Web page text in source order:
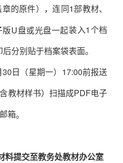
的原件），连同1部教材、
U盘或光盘一起装入1个档
分别贴于档案袋表面。
30日（星期一） 17:00前报送
教材样书）扫描成PDF电子
箱。
料提交至教务处教材办公室